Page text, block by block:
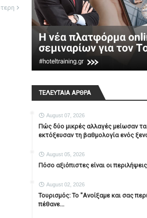
ΤΕΛΕΥΤΑΙΑ ΑΡΘΡΑ
August 07, 2026
Πώς δύο μικρές αλλαγές μείωσαν
εκτόξευσαν τη βαθμολογία ενός
August 05, 2026
Πόσο αξιόπιστες είναι οι
August 02, 2026
Τουρισμός: Το "Ανοίξαμε και σας
πέθανε...